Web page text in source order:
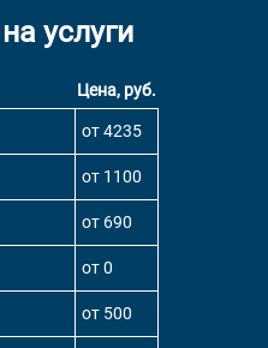
услуги
Цена, руб.
от 4235
от 1100
от 690
от 0
от 500